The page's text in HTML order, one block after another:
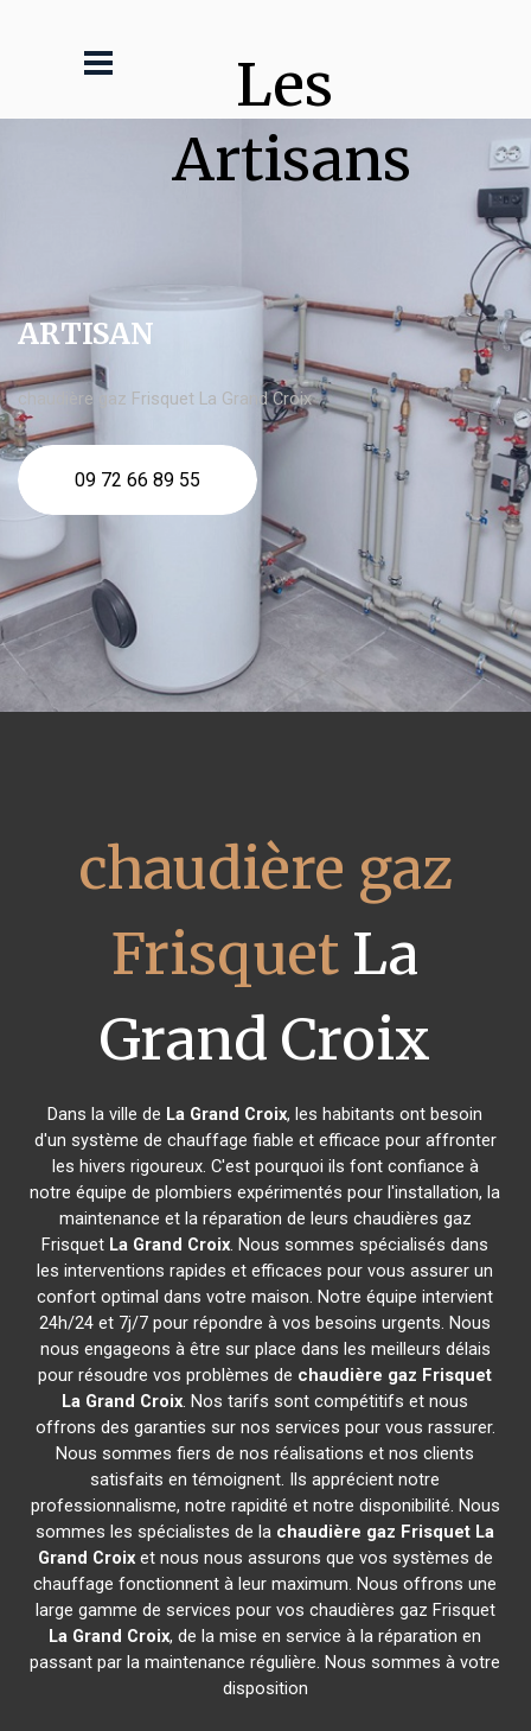
Les
Artisans
ARTISAN
chaudière gaz Frisquet La Grand Croix
09 72 66 89 55
chaudière gaz
Frisquet La
Grand Croix
Dans la ville de La Grand Croix, les habitants ont besoin
d'un système de chauffage fiable et efficace pour affronter
les hivers rigoureux. C'est pourquoi ils font confiance à
notre équipe de plombiers expérimentés pour l'installation, la
maintenance et la réparation de leurs chaudières gaz
Frisquet La Grand Croix. Nous sommes spécialisés dans
les interventions rapides et efficaces pour vous assurer un
confort optimal dans votre maison. Notre équipe intervient
24h/24 et 7j/7 pour répondre à vos besoins urgents. Nous
nous engageons à être sur place dans les meilleurs délais
pour résoudre vos problèmes de chaudière gaz Frisquet
La Grand Croix. Nos tarifs sont compétitifs et nous
offrons des garanties sur nos services pour vous rassurer.
Nous sommes fiers de nos réalisations et nos clients
satisfaits en témoignent. Ils apprécient notre
professionnalisme, notre rapidité et notre disponibilité. Nous
sommes les spécialistes de la chaudière gaz Frisquet La
Grand Croixet nous nous assurons que vos systèmes de
chauffage fonctionnent à leur maximum. Nous offrons une
large gamme de services pour vos chaudières gaz Frisquet
La Grand Croix, de la mise en service à la réparation en
passant par la maintenance régulière. Nous sommes à votre
disposition